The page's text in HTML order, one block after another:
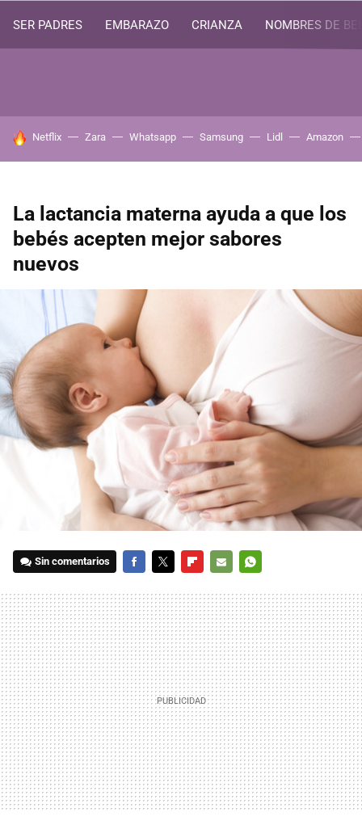
SER PADRES EMBARAZO CRIANZA NOMBRES DE
HOY SE HABLA DE
Netflix Zara Whatsapp Samsung Lidl Amazon
La lactancia materna ayuda a que los
bebés acepten mejor sabores
nuevos
Sin comentarios
MAIL